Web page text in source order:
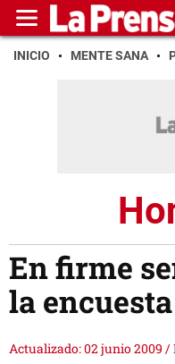
INICIO MENTE SANA
En firme
la
Actualizado: 02 junio 2009 /